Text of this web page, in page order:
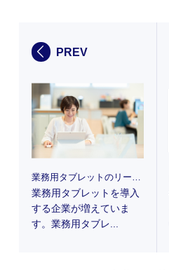
PREV
業務用タブレットのリース・レンタル・購入の違いは?おすすめのタブレットも解説
業務用タブレットを導入
する企業が増えていま
す。業務用タブレ...